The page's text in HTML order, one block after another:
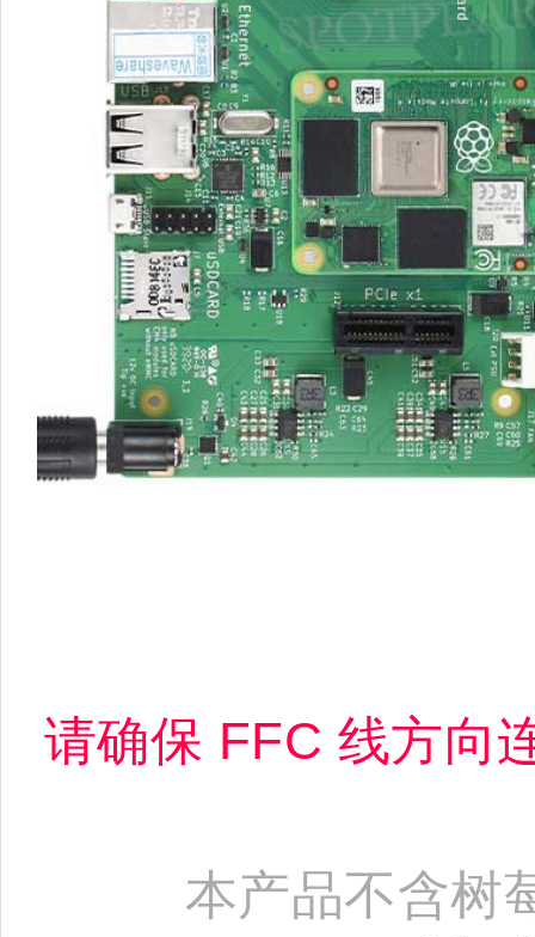
请确保 FFC 线方向
本产品不含树